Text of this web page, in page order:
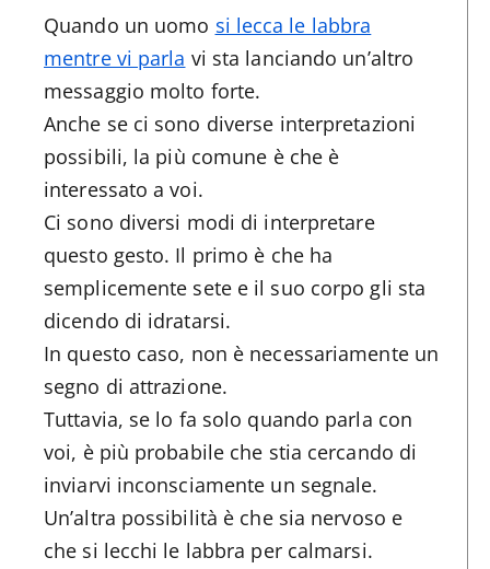
Quando un uomo si lecca le labbra
mentre vi parla vi sta lanciando un’altro
messaggio molto forte.
Anche se ci sono diverse interpretazioni
possibili, la più comune è che è
interessato a voi.
Ci sono diversi modi di interpretare
questo gesto. Il primo è che ha
semplicemente sete e il suo corpo gli sta
dicendo di idratarsi.
In questo caso, non è necessariamente un
segno di attrazione.
Tuttavia, se lo fa solo quando parla con
voi, è più probabile che stia cercando di
inviarvi inconsciamente un segnale.
Un’altra possibilità è che sia nervoso e
che si lecchi le labbra per calmarsi.